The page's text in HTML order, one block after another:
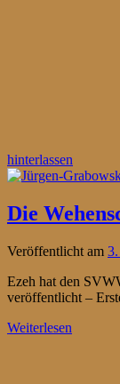
hinterlassen
Die
Veröffentlicht am
Ezeh hat den
veröffentlicht –
Weiterlesen